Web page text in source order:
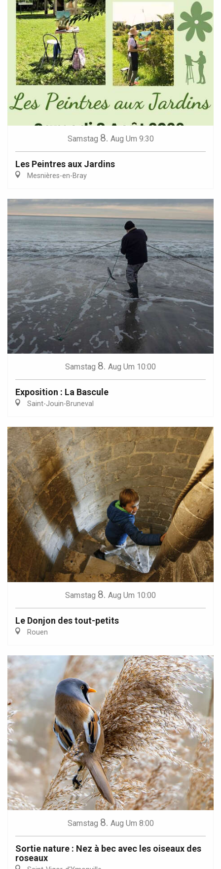
Samstag 8. Aug Um 9:30
Les Peintres aux Jardins
Mesnières-en-Bray
Samstag 8. Aug Um 10:00
Exposition : La Bascule
Saint-Jouin-Bruneval
Samstag 8. Aug Um 10:00
Le Donjon des tout-petits
Rouen
Samstag 8. Aug Um 8:00
Sortie nature : Nez à bec avec les oiseaux des
roseaux